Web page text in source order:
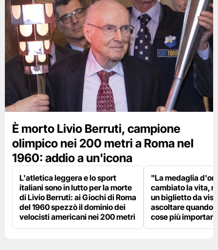
È morto Livio Berruti, campione
olimpico nei 200 metri a Roma nel
1960: addio a un'icona
L'atletica leggera e lo sport
italiani sono in lutto per la morte
di Livio Berruti: ai Giochi di Roma
del 1960 spezzò il dominio dei
velocisti americani nei 200 metri
"La medaglia
cambiato la vita,
un biglietto da
ascoltare quando
cose più